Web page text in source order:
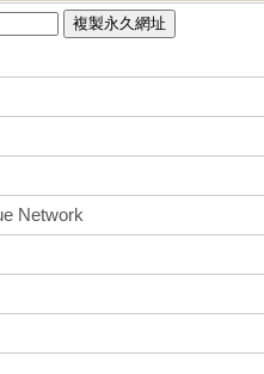
複製永久網址
Network